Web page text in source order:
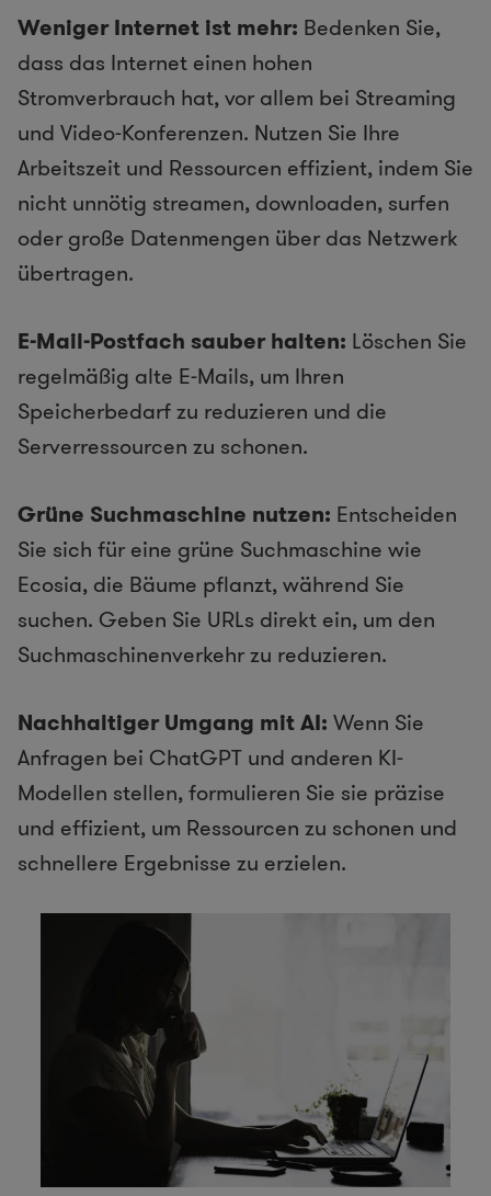
Weniger Internet ist mehr: Bedenken Sie,
dass das Internet einen hohen
Stromverbrauch hat, vor allem bei Streaming
und Video-Konferenzen. Nutzen Sie Ihre
Arbeitszeit und Ressourcen effizient, indem Sie
nicht unnötig streamen, downloaden, surfen
oder große Datenmengen über das Netzwerk
übertragen.
E-Mail-Postfach sauber halten: Löschen Sie
regelmäßig alte E-Mails, um Ihren
Speicherbedarf zu reduzieren und die
Serverressourcen zu schonen.
Grüne Suchmaschine nutzen: Entscheiden
Sie sich für eine grüne Suchmaschine wie
Ecosia, die Bäume pflanzt, während Sie
suchen. Geben Sie URLs direkt ein, um den
Suchmaschinenverkehr zu reduzieren.
Nachhaltiger Umgang mit AI: Wenn Sie
Anfragen bei ChatGPT und anderen KI-
Modellen stellen, formulieren Sie sie präzise
und effizient, um Ressourcen zu schonen und
schnellere Ergebnisse zu erzielen.